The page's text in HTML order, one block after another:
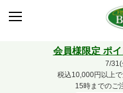
会員様限定 ポ
7/31(
税込10,000円以上
15時までのご